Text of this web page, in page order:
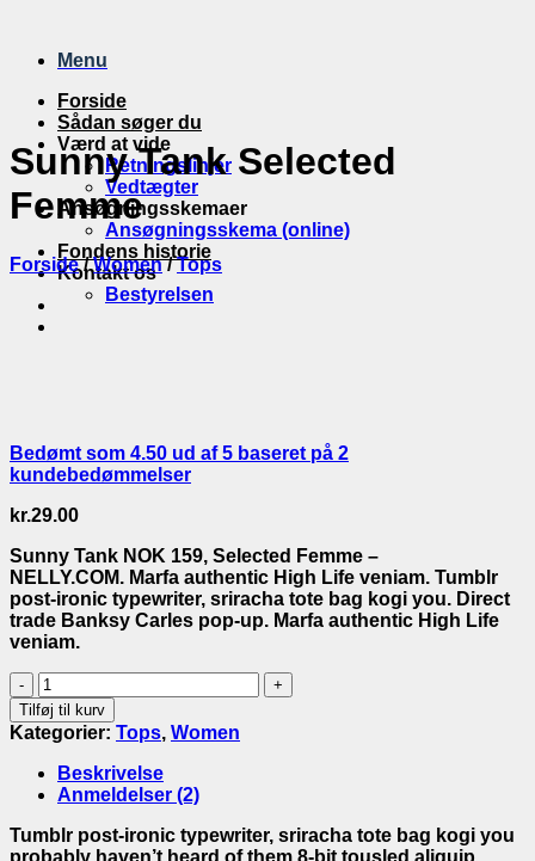
indholdMenu
Forside
Sådan søger du
Værd at vide
Retningslinjer
Vedtægter
Ansøgningsskemaer
Ansøgningsskema (online)
Fondens historie
Kontakt os
Bestyrelsen
Sunny Tank Selected
Femme
Forside / Women / Tops
Bedømt som 4.50 ud af 5 baseret på 2
kundebedømmelser
kr.29.00
Sunny Tank NOK 159, Selected Femme –
NELLY.COM. Marfa authentic High Life veniam. Tumblr
post-ironic typewriter, sriracha tote bag kogi you. Direct
trade Banksy Carles pop-up. Marfa authentic High Life
veniam.
Sunny
Tank
Selected
Femme
antal
Tilføj til kurv
Kategorier: Tops, Women
Beskrivelse
Anmeldelser (2)
Tumblr post-ironic typewriter, sriracha tote bag kogi you
probably haven’t heard of them 8-bit tousled aliquip